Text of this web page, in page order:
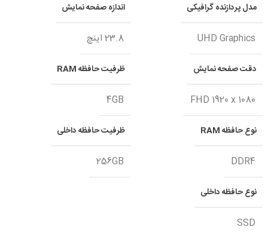
مدل پردازنده گرافیکی
UHD Graphics
اندازه صفحه نمایش
23.8 اینچ
دقت صفحه نمایش
FHD 1920 x 1080
ظرفیت حافظه RAM
4GB
نوع حافظه RAM
DDR4
ظرفیت حافظه داخلی
256GB
نوع حافظه داخلی
SSD